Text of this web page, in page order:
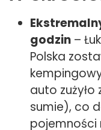
godzin –
Polska
auto zużyło
sumie), co
pojemności